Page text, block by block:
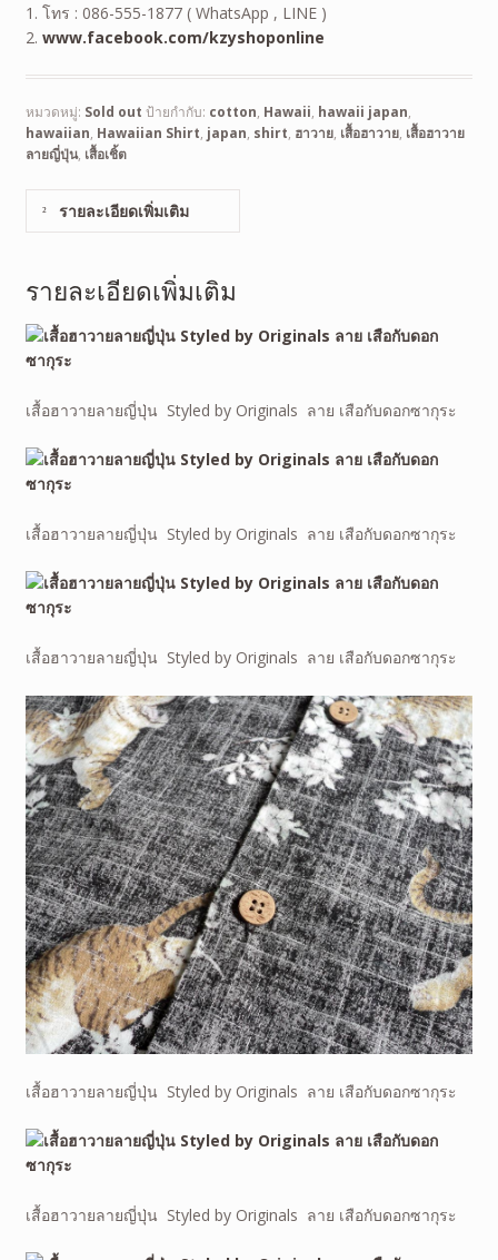
1. โทร : 086-555-1877 ( WhatsApp , LINE )
2. www.facebook.com/kzyshoponline
หมวดหมู่: Sold out ป้ายกำกับ: cotton, Hawaii, hawaii japan,
hawaiian, Hawaiian Shirt, japan, shirt, ฮาวาย, เสื้อฮาวาย, เสื้อฮาวาย
ลายญี่ปุ่น, เสื้อเชิ้ต
รายละเอียดเพิ่มเติม
รายละเอียดเพิ่มเติม
เสื้อฮาวายลายญี่ปุ่น Styled by Originals ลาย เสือกับดอกซากุระ
เสื้อฮาวายลายญี่ปุ่น Styled by Originals ลาย เสือกับดอกซากุระ
เสื้อฮาวายลายญี่ปุ่น Styled by Originals ลาย เสือกับดอกซากุระ
เสื้อฮาวายลายญี่ปุ่น Styled by Originals ลาย เสือกับดอกซากุระ
เสื้อฮาวายลายญี่ปุ่น Styled by Originals ลาย เสือกับดอกซากุระ